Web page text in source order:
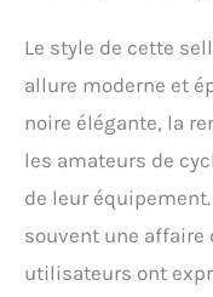
Le style de cette
allure moderne et
noire élégante, la
les amateurs de
de leur
souvent une affaire
utilisateurs ont